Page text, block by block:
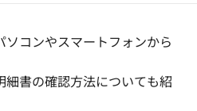
コンやスマートフォンから
書の確認方法についても紹